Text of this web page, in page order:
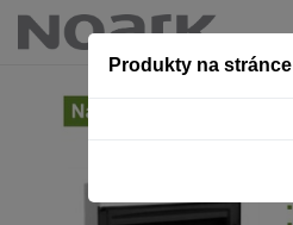
Produkty na stránce